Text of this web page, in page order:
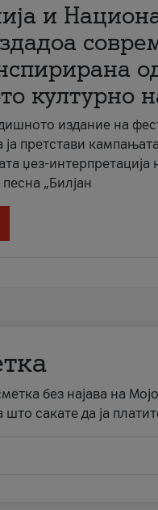
и
културно
издание на
претстави
џез-интерпретација
„Билјан
без најава на
што сакате да ја